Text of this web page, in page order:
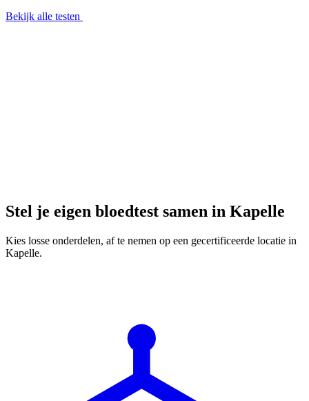
Bekijk alle testen
Stel je eigen bloedtest samen in Kapelle
Kies losse onderdelen, af te nemen op een gecertificeerde locatie in
Kapelle.